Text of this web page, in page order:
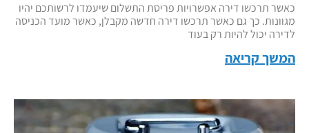
כאשר תרכשו דירה אפשרויות פריסת התשלום שיעמדו לרשותכם יהיו
מגוונות. כך גם כאשר תרכשו דירה חדשה מקבלן, כאשר מועד הכניסה
לדירה יכול להיות רק בעוד
המשך קריאה